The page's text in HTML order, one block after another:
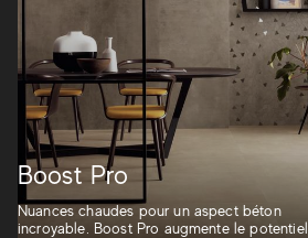
Boost Pro
Nuances chaudes pour un aspect béton
incroyable. Boost Pro augmente le potentiel